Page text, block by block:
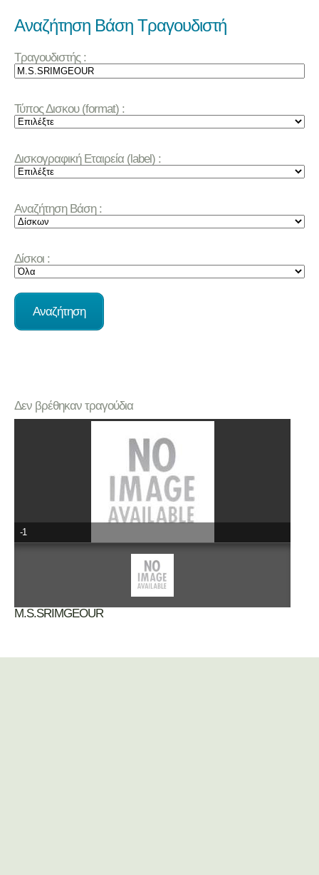
Αναζήτηση Βάση Τραγουδιστή
Τραγουδιστής :
Τύπος Δισκου (format) :
Δισκογραφική Εταιρεία (label) :
Αναζήτηση Βάση :
Δίσκοι :
Δεν βρέθηκαν τραγούδια
-1
M.S.SRIMGEOUR